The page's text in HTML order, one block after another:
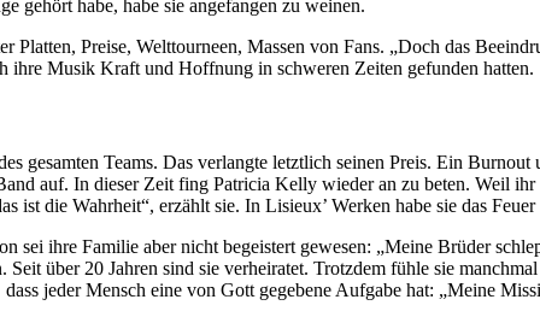
gehört habe, habe sie angefangen zu weinen.
Preise, Welttourneen, Massen von Fans. „Doch das
ihre Musik Kraft und Hoffnung in schweren Zeiten gefunden hatten.
gesamten Teams. Das verlangte letztlich seinen Preis. Ein
auf. In dieser Zeit fing Patricia Kelly wieder an zu beten. Weil
ist die Wahrheit“, erzählt sie. In Lisieux’ Werken habe sie das
sei ihre Familie aber nicht begeistert gewesen: „Meine Brüder
über 20 Jahren sind sie verheiratet. Trotzdem fühle sie
jeder Mensch eine von Gott gegebene Aufgabe hat: „Meine